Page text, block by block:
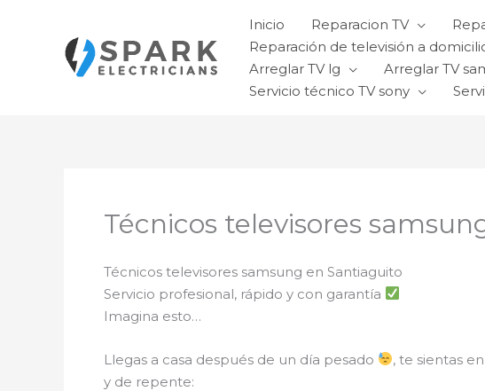
contenido
Inicio Reparacion TV
Reparación de televisión a
Arreglar TV lg
Arreglar TV
Servicio técnico TV sony
Técnicos televisores
Técnicos televisores samsung en Santiaguito
Servicio profesional, rápido y con garantía
Imagina esto…
Llegas a casa después de un día pesado , te sientas
y de repente: